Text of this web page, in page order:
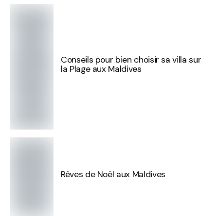
Conseils pour bien choisir sa villa sur
la Plage aux Maldives
Rêves de Noël aux Maldives